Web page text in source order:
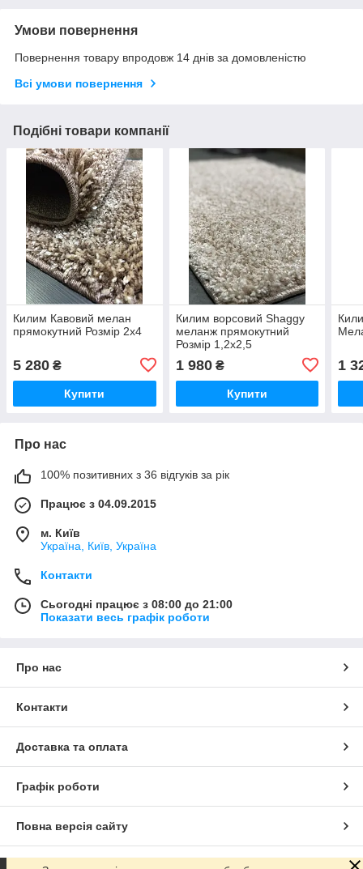
Умови повернення
Повернення товару впродовж 14 днів за домовленістю
Всі умови повернення
Подібні товари компанії
Килим Кавовий мелан
прямокутний Розмір 2х4
5 280 ₴
Купити
Килим ворсовий Shaggy
меланж прямокутний
Розмір 1,2х2,5
1 980₴
Купити
1
Про нас
100% позитивних з 36 відгуків за рік
Працює з 04.09.2015
м. Київ
Україна, Київ, Україна
Контакти
Сьогодні працює з 08:00 до 21:00
Показати весь графік роботи
Про нас
Контакти
Доставка та оплата
Графік роботи
Повна версія сайту
Сайт створено на маркетплейсі Prom.ua